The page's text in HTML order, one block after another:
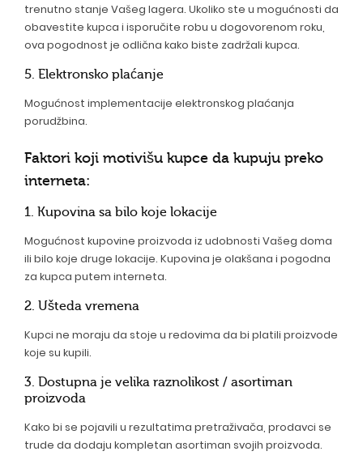
trenutno stanje Vašeg lagera. Ukoliko ste u mogućnosti da
obavestite kupca i isporučite robu u dogovorenom roku,
ova pogodnost je odlična kako biste zadržali kupca.
5. Elektronsko plaćanje
Mogućnost implementacije elektronskog plaćanja
porudžbina.
Faktori koji motivišu kupce da kupuju preko
interneta:
1. Kupovina sa bilo koje lokacije
Mogućnost kupovine proizvoda iz udobnosti Vašeg doma
ili bilo koje druge lokacije. Kupovina je olakšana i pogodna
za kupca putem interneta.
2. Ušteda vremena
Kupci ne moraju da stoje u redovima da bi platili proizvode
koje su kupili.
3. Dostupna je velika raznolikost / asortiman
proizvoda
Kako bi se pojavili u rezultatima pretraživača, prodavci se
trude da dodaju kompletan asortiman svojih proizvoda.